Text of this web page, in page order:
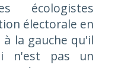
écologistes
électorale en
à la gauche qu'il
n'est pas un